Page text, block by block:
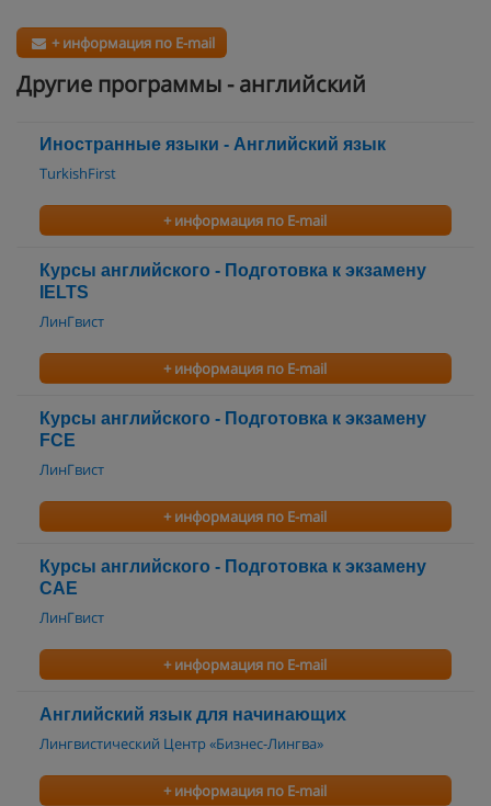
+ информация по E-mail
Другие программы - английский
Иностранные языки - Английский язык
TurkishFirst
+ информация по E-mail
Курсы английского - Подготовка к экзамену
IELTS
ЛинГвист
+ информация по E-mail
Курсы английского - Подготовка к экзамену
FCE
ЛинГвист
+ информация по E-mail
Курсы английского - Подготовка к экзамену
CAE
ЛинГвист
+ информация по E-mail
Английский язык для начинающих
Лингвистический Центр «Бизнес-Лингва»
+ информация по E-mail